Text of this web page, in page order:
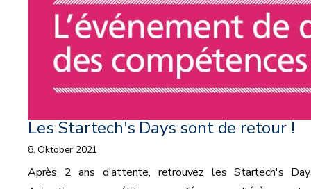
Les Startech's Days sont de retour !
8. Oktober 2021
Après 2 ans d'attente, retrouvez les Startech's